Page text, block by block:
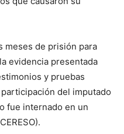
meses de prisión para
evidencia presentada
y pruebas
del imputado
fue internado en un